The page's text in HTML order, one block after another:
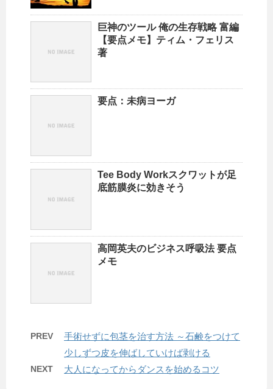
巨神のツール 俺の生存戦略 富編
【要点メモ】ティム・フェリス
著
要点：未病ヨーガ
Tee Body Workスクワットが足
底筋膜炎に効きそう
高岡英夫のビジネス呼吸法 要点
メモ
PREV
手術せずに包茎を治す方法 ～石鹸をつけて
少しずつ皮を伸ばしていけば剥ける
NEXT 大人になってからダンスを始めるコツ